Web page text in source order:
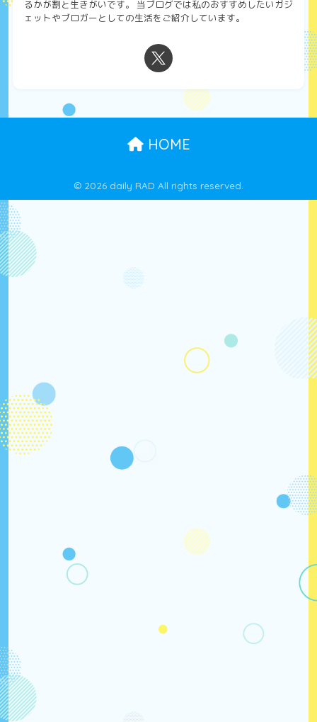
るかが割と生きがいです。 当ブログでは私のおすすめしたいガジ
ェットやブロガーとしての生活をご紹介しています。
HOME
© 2026 daily RAD All rights reserved.